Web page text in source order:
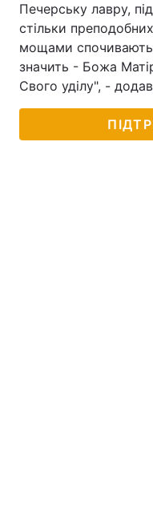
Печерську лавру,
стільки
мощами спочивають
значить - Божа
Свого уділу", -